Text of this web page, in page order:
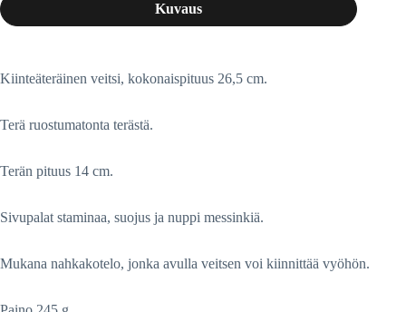
Kuvaus
Kiinteäteräinen veitsi, kokonaispituus 26,5 cm.
Terä ruostumatonta terästä.
Terän pituus 14 cm.
Sivupalat staminaa, suojus ja nuppi messinkiä.
Mukana nahkakotelo, jonka avulla veitsen voi kiinnittää vyöhön.